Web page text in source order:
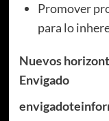
Promover
para lo
Nuevos
Envigado